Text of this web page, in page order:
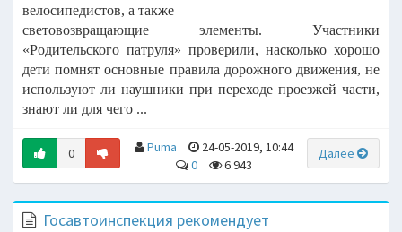
велосипедистов, а также
световозвращающие элементы. Участники
«Родительского патруля» проверили, насколько хорошо
дети помнят основные правила дорожного движения, не
используют ли наушники при переходе проезжей части,
знают ли для чего ...
0 Далее
Puma
24-05-2019, 10:44
0
6 943
Госавтоинспекция рекомендует